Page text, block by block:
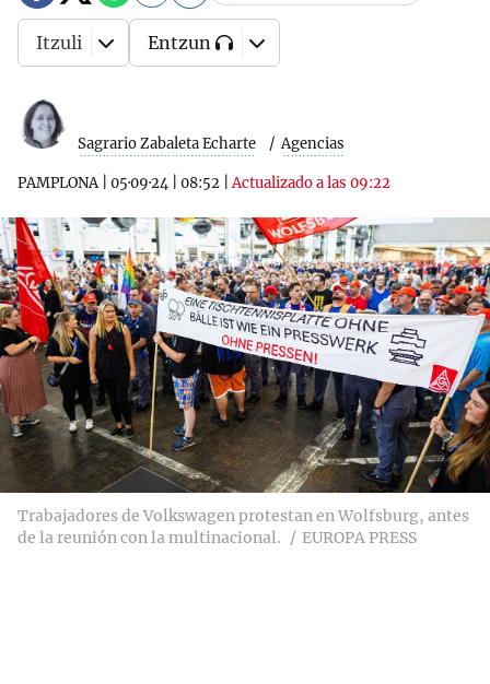
Sagrario Zabaleta Echarte Agencias
PAMPLONA| 05·09·24 08:52 |Actualizado a las 09:22
Itzuli Entzun
Trabajadores de Volkswagen protestan en Wolfsburg, antes
de la reunión con la multinacional.
EUROPA PRESS